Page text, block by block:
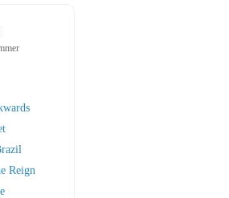
Reign